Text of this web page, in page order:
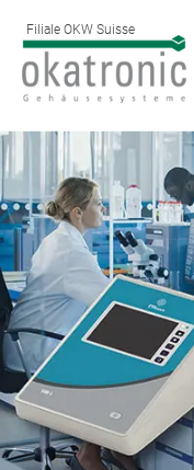
Filiale OKW Suisse